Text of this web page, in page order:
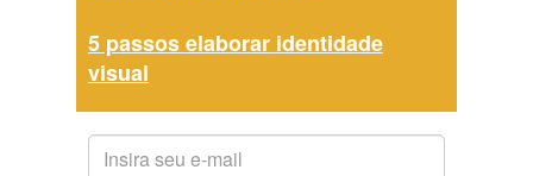
5 passos elaborar identidade
visual